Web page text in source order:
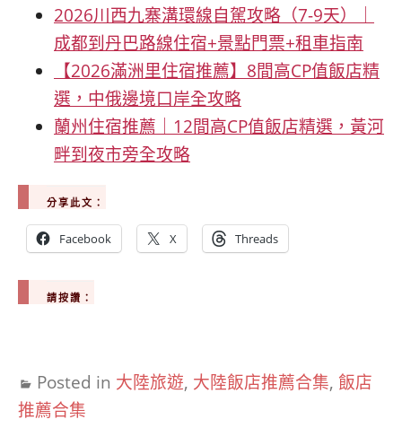
2026川西九寨溝環線自駕攻略（7-9天）｜
成都到丹巴路線住宿+景點門票+租車指南
【2026滿洲里住宿推薦】8間高CP值飯店精
選，中俄邊境口岸全攻略
蘭州住宿推薦｜12間高CP值飯店精選，黃河
畔到夜市旁全攻略
分享此文：
Facebook X Threads
請按讚：
Posted in 大陸旅遊, 大陸飯店推薦合集, 飯店
推薦合集